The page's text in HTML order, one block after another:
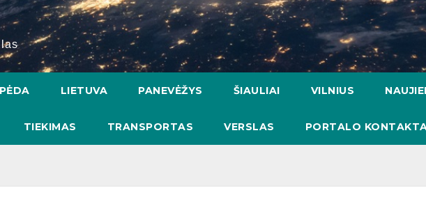
LIETUVA PANEVĖŽYS ŠIAULIAI VILNIUS
TIEKIMAS TRANSPORTAS VERSLAS PORTALO